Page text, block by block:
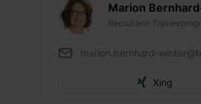
Marion
Recruiterin
marion.bernhard-
Xing